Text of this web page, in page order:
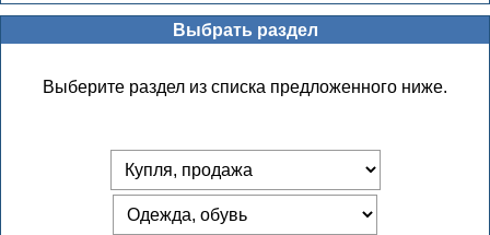
Выбрать раздел
Выберите раздел из списка предложенного ниже.